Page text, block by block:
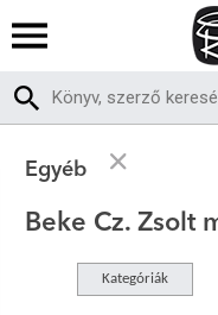
Egyéb
Beke Cz. Zsolt
Kategóriák